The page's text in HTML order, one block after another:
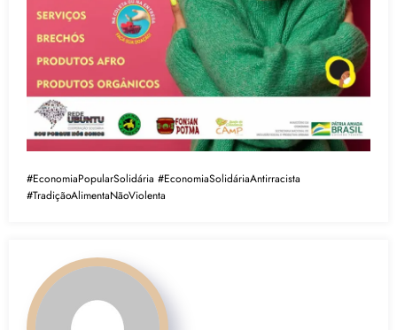
#EconomiaPopularSolidária #EconomiaSolidáriaAntirracista
#TradiçãoAlimentaNãoViolenta